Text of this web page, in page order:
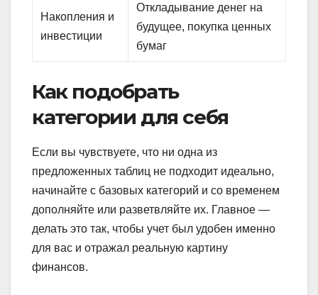
Накопления и
инвестиции
Откладывание денег на
будущее, покупка ценных
бумаг
Как подобрать
категории для себя
Если вы чувствуете, что ни одна из
предложенных таблиц не подходит идеально,
начинайте с базовых категорий и со временем
дополняйте или разветвляйте их. Главное —
делать это так, чтобы учет был удобен именно
для вас и отражал реальную картину
финансов.